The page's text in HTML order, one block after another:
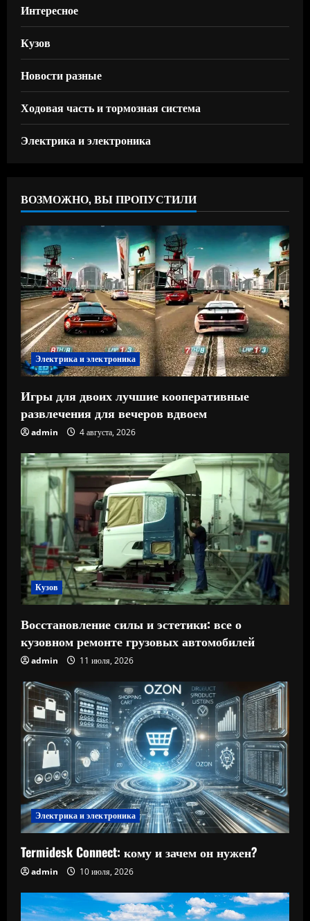
Интересное
Кузов
Новости разные
Ходовая часть и тормозная система
Электрика и электроника
ВОЗМОЖНО, ВЫ ПРОПУСТИЛИ
Электрика и электроника
Игры для двоих лучшие кооперативные
развлечения для вечеров вдвоем
admin 4 августа, 2026
Кузов
Восстановление силы и эстетики: все о
кузовном ремонте грузовых автомобилей
admin 11 июля, 2026
Электрика и электроника
Termidesk Connect: кому и зачем он нужен?
admin 10 июля, 2026